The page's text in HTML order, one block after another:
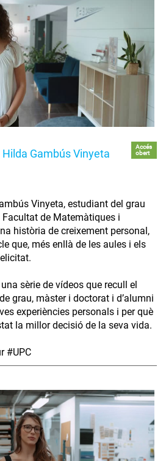
Gambús Vinyeta
Accés
obert
Vinyeta, estudiant del grau
de Matemàtiques i
història de creixement personal,
que, més enllà de les aules i els
sèrie de vídeos que recull el
grau, màster i doctorat i d’alumni
experiències personals i per què
la millor decisió de la seva vida.
#UPC